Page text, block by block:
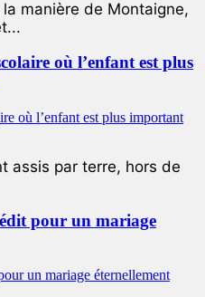
manière de Montaigne,
où l’enfant est plus
assis par terre, hors de
pour un mariage